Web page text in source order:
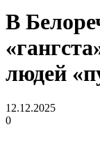
В
людей
12.12.2025
0